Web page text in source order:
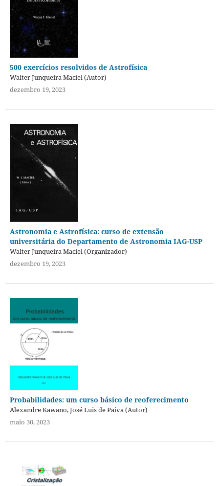
500 exercícios resolvidos de Astrofísica
Walter Junqueira Maciel (Autor)
dezembro 19, 2023
Astronomia e Astrofísica: curso de extensão
universitária do Departamento de Astronomia IAG-USP
Walter Junqueira Maciel (Organizador)
dezembro 19, 2023
Probabilidades: um curso básico de reoferecimento
Alexandre Kawano, José Luis de Paiva (Autor)
maio 30, 2023